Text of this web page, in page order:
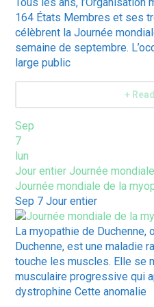
164 États Membres et ses
célèbrent la Journée
semaine de septembre.
large public
+
Sep
7
lun
Jour entierJournée
Journée mondiale de la
Sep 7Jour entier
La myopathie de
Duchenne, est une maladie
touche les muscles. Elle se
musculaire progressive qui
dystrophine Cette anomalie